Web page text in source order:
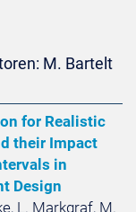
M. Bartelt
for Realistic
their Impact
in
Design
L. Markgraf, M.